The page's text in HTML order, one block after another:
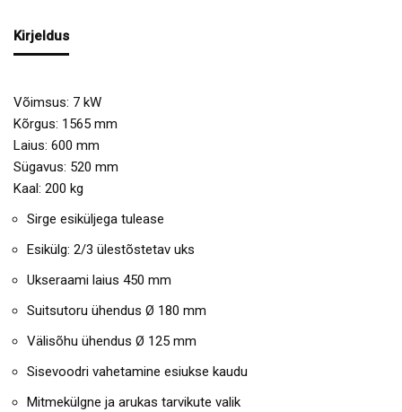
Kirjeldus
Võimsus: 7 kW
Kõrgus: 1565 mm
Laius: 600 mm
Sügavus: 520 mm
Kaal: 200 kg
Sirge esiküljega tulease
Esikülg: 2/3 ülestõstetav uks
Ukseraami laius 450 mm
Suitsutoru ühendus Ø 180 mm
Välisõhu ühendus Ø 125 mm
Sisevoodri vahetamine esiukse kaudu
Mitmekülgne ja arukas tarvikute valik